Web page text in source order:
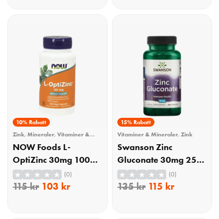
KÖP KÖP
10% Rabatt
Zink, Mineraler, Vitaminer &
Mineraler
NOW Foods L-
OptiZinc 30mg 100
Kapslar
(0)
115kr 103 kr
15% Rabatt
Vitaminer & Mineraler, Zink
Swanson Zinc
Gluconate 30mg 250
Tabletter
(0)
135kr 115 kr